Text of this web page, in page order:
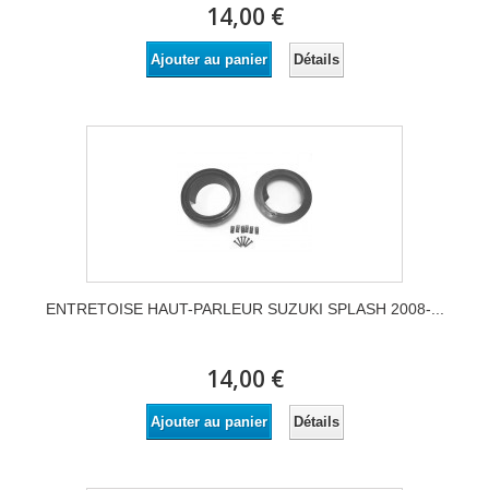
14,00 €
Ajouter au panier Détails
ENTRETOISE HAUT-PARLEUR SUZUKI SPLASH 2008-...
14,00 €
Ajouter au panier Détails